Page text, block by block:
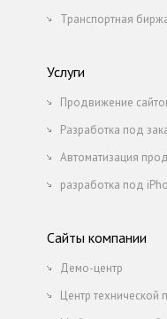
Транспортная
Услуги
Продвижение
Разработка под
Автоматизация
разработка под
Сайты компании
Демо-центр
Центр технической